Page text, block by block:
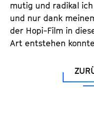
mutig und radikal
und nur dank
der Hopi-Film in
Art entstehen